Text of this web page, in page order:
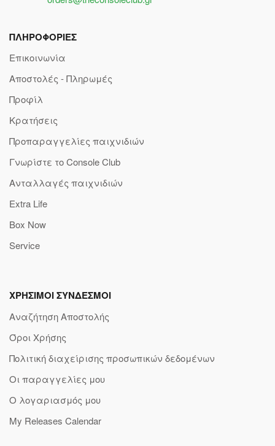
ΠΛΗΡΟΦΟΡΙΕΣ
Επικοινωνία
Αποστολές - Πληρωμές
Προφίλ
Κρατήσεις
Προπαραγγελίες παιχνιδιών
Γνωρίστε το Console Club
Ανταλλαγές παιχνιδιών
Extra Life
Box Now
Service
ΧΡΗΣΙΜΟΙ ΣΥΝΔΕΣΜΟΙ
Αναζήτηση Αποστολής
Όροι Χρήσης
Πολιτική διαχείρισης προσωπικών δεδομένων
Οι παραγγελίες μου
Ο λογαριασμός μου
My Releases Calendar